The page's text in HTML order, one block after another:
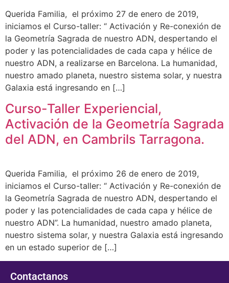
Querida Familia, el próximo 27 de enero de 2019,
iniciamos el Curso-taller: “ Activación y Re-conexión de
la Geometría Sagrada de nuestro ADN, despertando el
poder y las potencialidades de cada capa y hélice de
nuestro ADN, a realizarse en Barcelona. La humanidad,
nuestro amado planeta, nuestro sistema solar, y nuestra
Galaxia está ingresando en […]
Curso-Taller Experiencial,
Activación de la Geometría Sagrada
del ADN, en Cambrils Tarragona.
Querida Familia, el próximo 26 de enero de 2019,
iniciamos el Curso-taller: “ Activación y Re-conexión de
la Geometría Sagrada de nuestro ADN, despertando el
poder y las potencialidades de cada capa y hélice de
nuestro ADN”. La humanidad, nuestro amado planeta,
nuestro sistema solar, y nuestra Galaxia está ingresando
en un estado superior de […]
Contactanos